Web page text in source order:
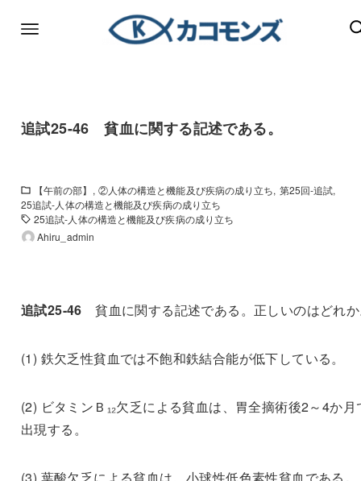
追試25-46 貧血に関する記述である。
【午前の部】 ②人体の構造と機能及び疾病の成り立ち 第25回-追試
25追試-人体の構造と機能及び疾病の成り立ち
25追試-人体の構造と機能及び疾病の成り立ち
Ahiru_admin
追試25-46貧血に関する記述である。正しいのはどれ
(1) 鉄欠乏性貧血では不飽和鉄結合能が低下している。
(2) ビタミンＢ₁₂欠乏による貧血は、胃全摘術後2～4か月
出現する。